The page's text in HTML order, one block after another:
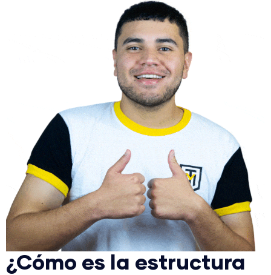
¿Cómo es la estructura